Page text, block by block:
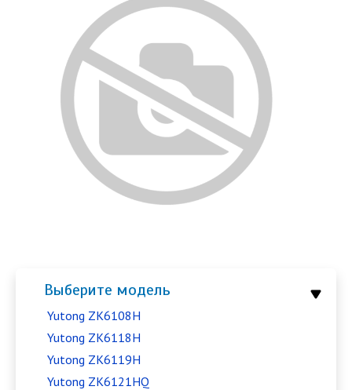
Выберите модель
Yutong ZK6108H
Yutong ZK6118H
Yutong ZK6119H
Yutong ZK6121HQ